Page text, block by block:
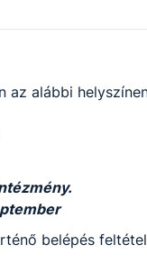
az alábbi
belépés